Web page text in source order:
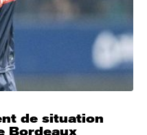
de situation
Bordeaux